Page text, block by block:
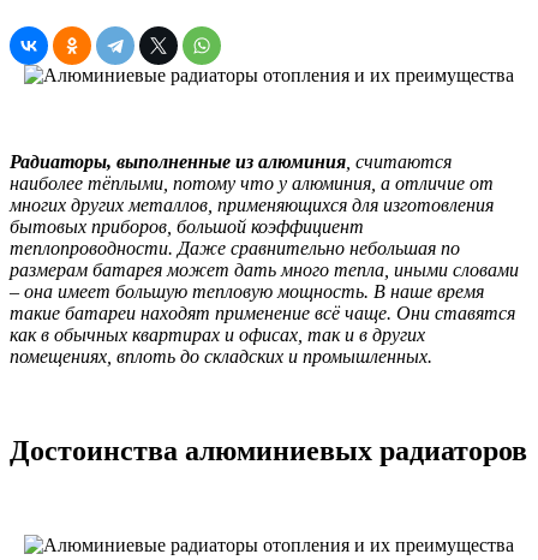
Радиаторы, выполненные из алюминия , считаются
наиболее тёплыми, потому что у алюминия, а отличие от
многих других металлов, применяющихся для изготовления
бытовых приборов, большой коэффициент
теплопроводности. Даже сравнительно небольшая по
размерам батарея может дать много тепла, иными словами
– она имеет большую тепловую мощность. В наше время
такие батареи находят применение всё чаще. Они ставятся
как в обычных квартирах и офисах, так и в других
помещениях, вплоть до складских и промышленных.
Достоинства алюминиевых радиаторов